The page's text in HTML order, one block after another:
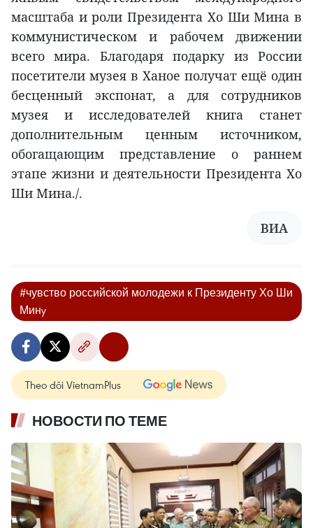
масштаба и роли Президента Хо Ши Мина в
коммунистическом и рабочем движении
всего мира. Благодаря подарку из России
посетители музея в Ханое получат ещё один
бесценный экспонат, а для сотрудников
музея и исследователей книга станет
дополнительным ценным источником,
обогащающим представление о раннем
этапе жизни и деятельности Президента Хо
Ши Мина./.
ВИА
#чувство российской молодежи к Президенту Хо Ши
Минy
Theo dõi VietnamPlus
НОВОСТИ ПО ТЕМЕ